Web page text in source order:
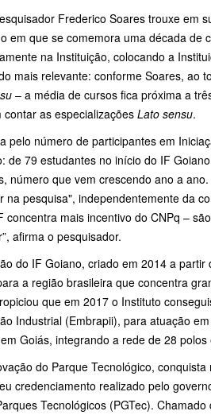
Frederico Soares trouxe em
em que se comemora uma década de
na Instituição, colocando a
mais relevante: conforme Soares, ao
– a média de cursos fica próxima a
as especializações Lato sensu.
pelo número de participantes em
de 79 estudantes no início do IF
número que vem crescendo ano a
pesquisa", independentemente da
mais incentivo do CNPq –
afirma o pesquisador.
do IF Goiano, criado em 2014 a
a região brasileira que concentra
que em 2017 o Instituto
Industrial (Embrapii), para atuação
Goiás, integrando a rede de 28
do Parque Tecnológico,
credenciamento realizado pelo
Tecnológicos (PGTec).